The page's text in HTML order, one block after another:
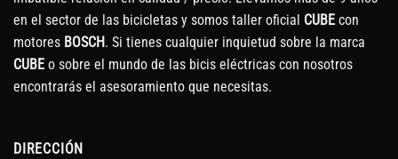
en el sector de las bicicletas y somos taller oficial CUBE con
motores BOSCH. Si tienes cualquier inquietud sobre la marca
CUBE o sobre el mundo de las bicis eléctricas con nosotros
encontrarás el asesoramiento que necesitas.
DIRECCIÓN